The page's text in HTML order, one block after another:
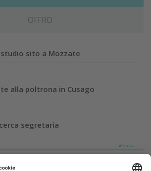
OFFRO
studio sito a Mozzate
alla poltrona in Cusago
segretaria
Altro...